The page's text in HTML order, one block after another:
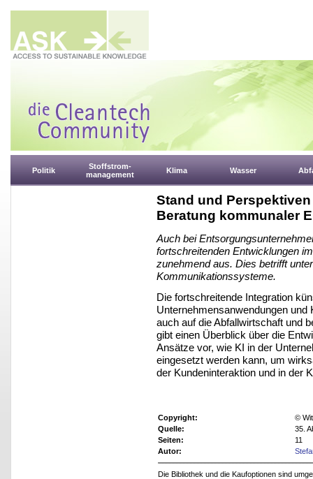
Politik
Stoffstrom-
management
Klima Wasser
Stand und
Beratung kommunaler
Auch bei
fortschreitenden Entwicklungen
zunehmend aus. Dies betrifft
Kommunikationssysteme.
Die fortschreitende Integration
Unternehmensanwendungen
auch auf die Abfallwirtschaft und
gibt einen Überblick über die
Ansätze vor, wie KI in der
eingesetzt werden kann, um
der Kundeninteraktion und in der
Copyright:
©
Quelle:
35.
Seiten:
11
Autor:
Die Bibliothek und die Kaufoptionen sind